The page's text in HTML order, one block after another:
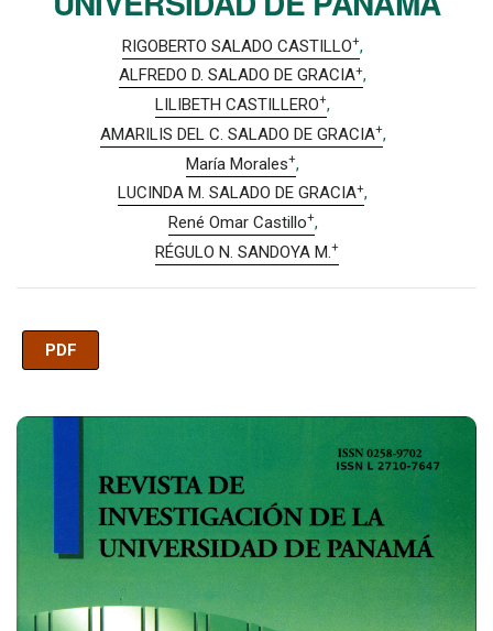
RIGOBERTO SALADO CASTILLO+
ALFREDO D. SALADO DE GRACIA+
LILIBETH CASTILLERO+
AMARILIS DEL C. SALADO DE GRACIA+
María Morales+
LUCINDA M. SALADO DE GRACIA+
René Omar Castillo+
RÉGULO N. SANDOYA M.+
PDF
Imagen de portada